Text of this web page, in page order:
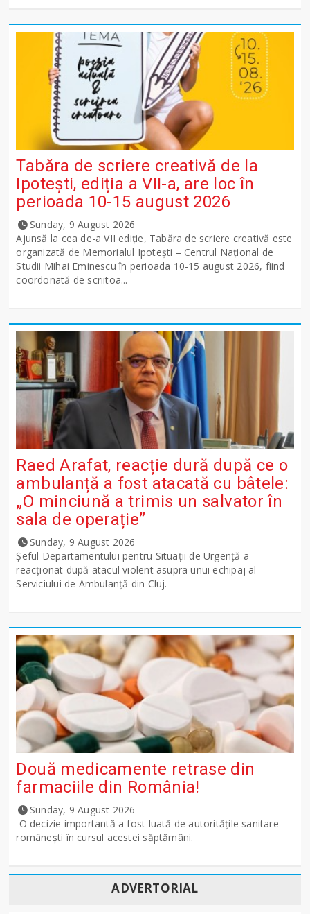
Tabăra de scriere creativă de la
Ipotești, ediția a VII-a, are loc în
perioada 10-15 august 2026
Sunday, 9 August 2026
Ajunsă la cea de-a VII ediție, Tabăra de scriere creativă este
organizată de Memorialul Ipotești – Centrul Național de
Studii Mihai Eminescu în perioada 10-15 august 2026, fiind
coordonată de scriitoa...
Raed Arafat, reacție dură după ce o
ambulanță a fost atacată cu bâtele:
„O minciună a trimis un salvator în
sala de operație”
Sunday, 9 August 2026
Șeful Departamentului pentru Situații de Urgență a
reacționat după atacul violent asupra unui echipaj al
Serviciului de Ambulanță din Cluj.
Două medicamente retrase din
farmaciile din România!
Sunday, 9 August 2026
O decizie importantă a fost luată de autoritățile sanitare
românești în cursul acestei săptămâni.
ADVERTORIAL